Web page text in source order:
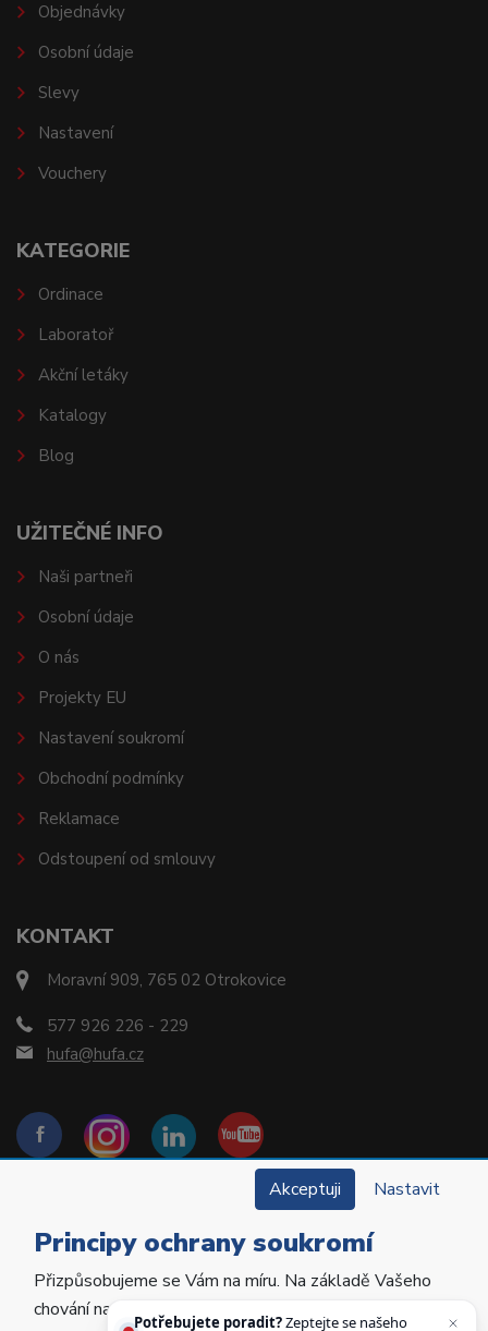
KONTAKT
Moravní 909, 765 02 Otrokovice
577 926 226 - 229
hufa@hufa.cz
Objednávky
Osobní údaje
Slevy
Nastavení
Vouchery
KATEGORIE
Ordinace
Laboratoř
Akční letáky
Katalogy
Blog
UŽITEČNÉ INFO
Naši partneři
Osobní údaje
O nás
Projekty EU
Nastavení soukromí
Obchodní podmínky
Reklamace
Odstoupení od smlouvy
Copyright © 2022 Hu-Fa Dental a.s. Všechna práva
vyhrazena.
Akceptuji Nastavit
Principy ochrany soukromí
Přizpůsobujeme se Vám na míru. Na základě Vašeho
chování na webu personalizujeme jeho obsah a
Potřebujete poradit?Zeptejte se našeho